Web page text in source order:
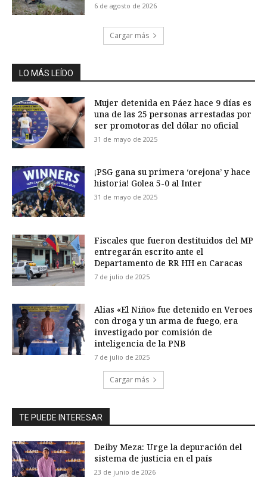
6 de agosto de 2026
Cargar más
LO MÁS LEÍDO
Mujer detenida en Páez hace 9 días es
una de las 25 personas arrestadas por
ser promotoras del dólar no oficial
31 de mayo de 2025
¡PSG gana su primera ‘orejona’ y hace
historia! Golea 5-0 al Inter
31 de mayo de 2025
Fiscales que fueron destituidos del MP
entregarán escrito ante el
Departamento de RR HH en Caracas
7 de julio de 2025
Alias «El Niño» fue detenido en Veroes
con droga y un arma de fuego, era
investigado por comisión de
inteligencia de la PNB
7 de julio de 2025
Cargar más
TE PUEDE INTERESAR
Deiby Meza: Urge la depuración del
sistema de justicia en el país
23 de junio de 2026